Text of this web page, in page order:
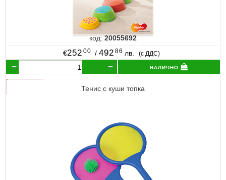
код:20055692
€252 00 /492 86 лв. (с ДДС)
налично
Тенис с куши топка